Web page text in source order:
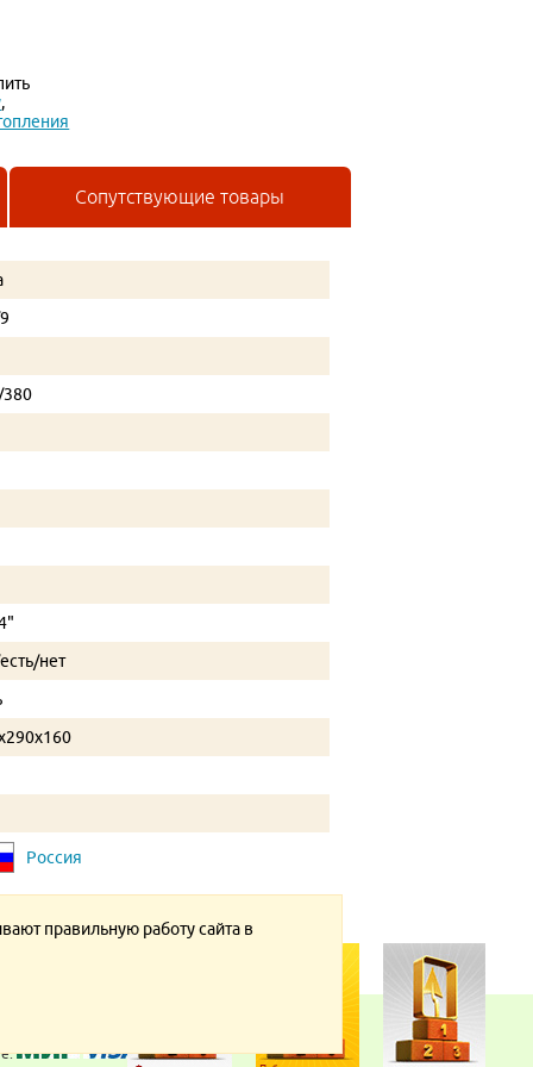
,
Сопутствующие товары
нет
Россия
правильную работу сайта в